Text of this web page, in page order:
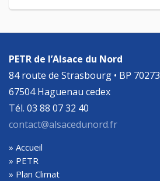
SCOT
Avr 29, 2025
PETR de l’Alsace du Nord
84 route de Strasbourg • BP 70273
67504 Haguenau cedex
Tél. 03 88 07 32 40
contact@alsacedunord.fr
» Accueil
» PETR
» Plan Climat